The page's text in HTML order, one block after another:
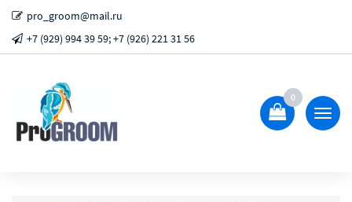
pro_groom@mail.ru
+7 (929) 994 39 59; +7 (926) 221 31 56
0